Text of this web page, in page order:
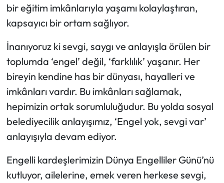
bir eğitim imkânlarıyla yaşamı kolaylaştıran,
kapsayıcı bir ortam sağlıyor.
İnanıyoruz ki sevgi, saygı ve anlayışla örülen bir
toplumda ‘engel’ değil, ‘farklılık’ yaşanır. Her
bireyin kendine has bir dünyası, hayalleri ve
imkânları vardır. Bu imkânları sağlamak,
hepimizin ortak sorumluluğudur. Bu yolda sosyal
belediyecilik anlayışımız, ‘Engel yok, sevgi var’
anlayışıyla devam ediyor.
Engelli kardeşlerimizin Dünya Engelliler Günü’nü
kutluyor, ailelerine, emek veren herkese sevgi,